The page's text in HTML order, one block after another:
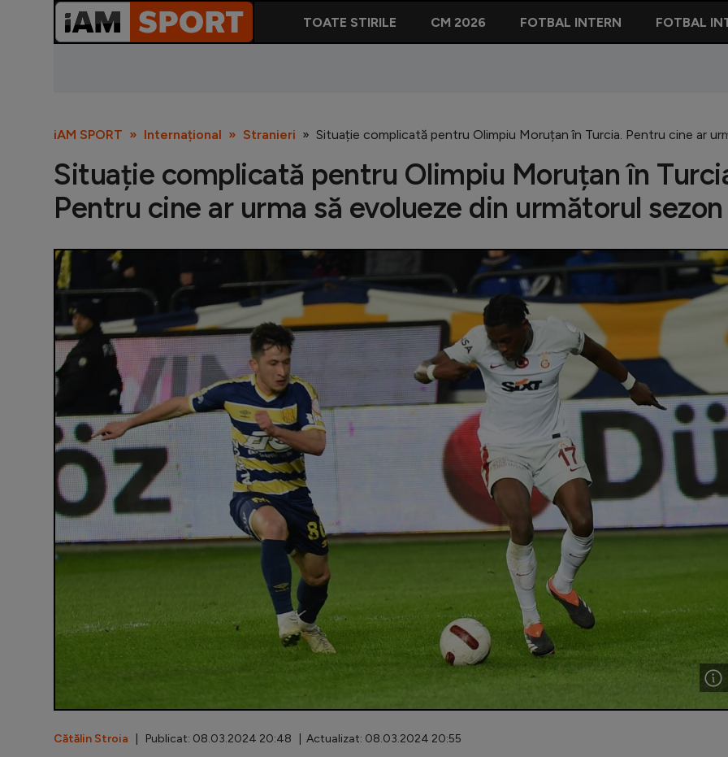
TOATE STIRILE CM 2026 FOTBAL INTERN FOTBAL
iAM SPORT Internațional Stranieri Situație complicată pentru Olimpiu Moruțan în Turcia. Pentru cine ar
Situație complicată pentru Olimpiu Moruțan în
Pentru cine ar urma să evolueze din următorul sezon
Cătălin Stroia | Publicat: 08.03.2024 20:48 | Actualizat: 08.03.2024 20:55